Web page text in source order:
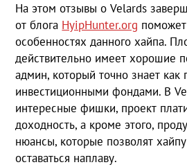
На этом отзывы о Velards
от блога HyipHunter.org
особенностях данного хайпа.
действительно имеет хорошие
админ, который точно знает как
инвестиционными фондами. В
интересные фишки, проект
доходность, а кроме этого,
нюансы, которые позволят
оставаться наплаву.